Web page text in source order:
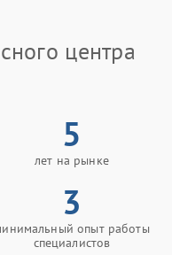
центра
5
лет на рынке
3
опыт работы
специалистов